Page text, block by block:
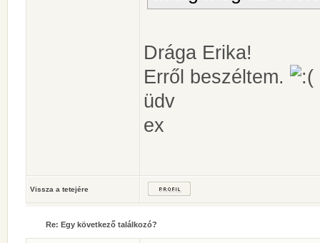
Drága Erika!
Erről beszéltem.
üdv
ex
Vissza a tetejére
Re: Egy következő találkozó?